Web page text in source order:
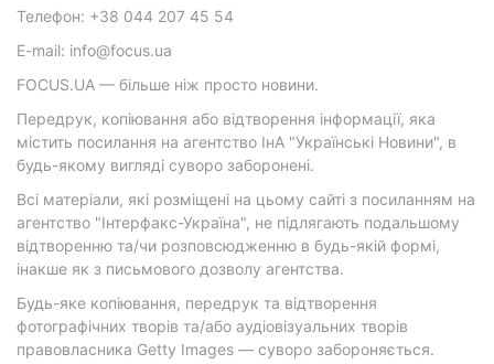
Телефон: +38 044 207 45 54
E-mail: info@focus.ua
FOCUS.UA — більше ніж просто новини.
Передрук, копіювання або відтворення інформації, яка
містить посилання на агентство ІнА "Українські Новини", в
будь-якому вигляді суворо заборонені.
Всі матеріали, які розміщені на цьому сайті з посиланням на
агентство "Інтерфакс-Україна", не підлягають подальшому
відтворенню та/чи розповсюдженню в будь-якій формі,
інакше як з письмового дозволу агентства.
Будь-яке копіювання, передрук та відтворення
фотографічних творів та/або аудіовізуальних творів
правовласника Getty Images — суворо забороняється.